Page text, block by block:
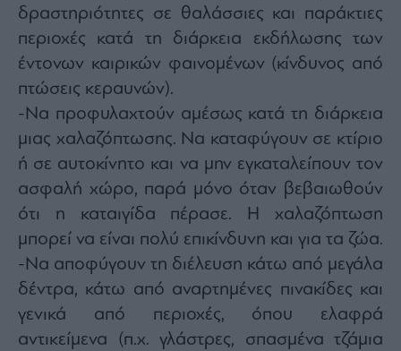
δραστηριότητες σε θαλάσσιες και παράκτιες
περιοχές κατά τη διάρκεια εκδήλωσης των
έντονων καιρικών φαινομένων (κίνδυνος από
πτώσεις κεραυνών).
-Να προφυλαχτούν αμέσως κατά τη διάρκεια
μιας χαλαζόπτωσης. Να καταφύγουν σε κτίριο
ή σε αυτοκίνητο και να μην εγκαταλείπουν τον
ασφαλή χώρο, παρά μόνο όταν βεβαιωθούν
ότι η καταιγίδα πέρασε. Η χαλαζόπτωση
μπορεί να είναι πολύ επικίνδυνη και για τα ζώα.
-Να αποφύγουν τη διέλευση κάτω από μεγάλα
δέντρα, κάτω από αναρτημένες πινακίδες και
γενικά από περιοχές, όπου ελαφρά
αντικείμενα (π.χ. γλάστρες, σπασμένα τζάμια